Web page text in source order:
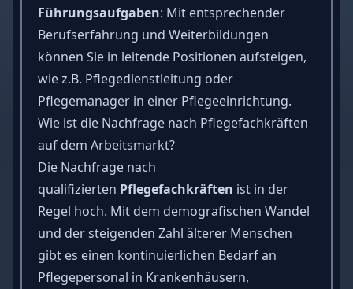
Führungsaufgaben: Mit entsprechender
Berufserfahrung und Weiterbildungen
können Sie in leitende Positionen aufsteigen,
wie z.B. Pflegedienstleitung oder
Pflegemanager in einer Pflegeeinrichtung.
Wie ist die Nachfrage nach Pflegefachkräften
auf dem Arbeitsmarkt?
Die Nachfrage nach
qualifizierten Pflegefachkräften ist in der
Regel hoch. Mit dem demografischen Wandel
und der steigenden Zahl älterer Menschen
gibt es einen kontinuierlichen Bedarf an
Pflegepersonal in Krankenhäusern,